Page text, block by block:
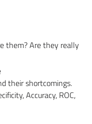
them? Are they really
their shortcomings.
Accuracy, ROC,